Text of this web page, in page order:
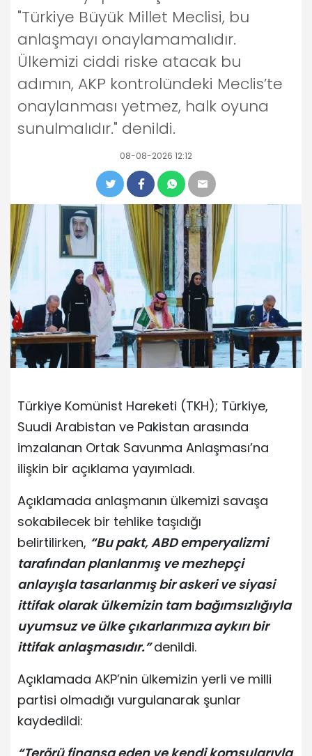
"Türkiye Büyük Millet Meclisi, bu
anlaşmayı onaylamamalıdır.
Ülkemizi ciddi riske atacak bu
adımın, AKP kontrolündeki Meclis’te
onaylanması yetmez, halk oyuna
sunulmalıdır." denildi.
08-08-2026 12:12
Türkiye Komünist Hareketi (TKH); Türkiye,
Suudi Arabistan ve Pakistan arasında
imzalanan Ortak Savunma Anlaşması’na
ilişkin bir açıklama yayımladı.
Açıklamada anlaşmanın ülkemizi savaşa
sokabilecek bir tehlike taşıdığı
belirtilirken, “Bu pakt, ABD emperyalizmi
tarafından planlanmış ve mezhepçi
anlayışla tasarlanmış bir askeri ve siyasi
ittifak olarak ülkemizin tam bağımsızlığıyla
uyumsuz ve ülke çıkarlarımıza aykırı bir
ittifak anlaşmasıdır.” denildi.
Açıklamada AKP’nin ülkemizin yerli ve milli
partisi olmadığı vurgulanarak şunlar
kaydedildi: